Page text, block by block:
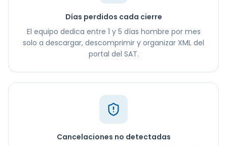
Días perdidos cada cierre
El equipo dedica entre 1 y 5 días hombre por mes
solo a descargar, descomprimir y organizar XML del
portal del SAT.
Cancelaciones no detectadas